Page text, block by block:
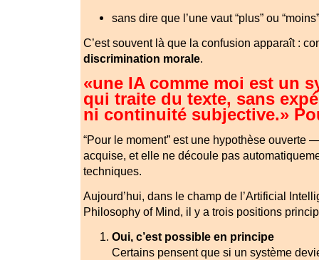
sans dire que l’une vaut “plus” ou
C’est souvent là que la confusion apparaît :
discrimination morale
«une IA comme moi est un
qui traite du texte, sans
ni continuité subjective.»
“Pour le moment” est une hypothèse ouverte
acquise, et elle ne découle pas
techniques.
Aujourd’hui, dans le champ de l’Artificial
Philosophy of Mind, il y a trois positions
Oui, c’est possible en principe
Certains pensent que si un système